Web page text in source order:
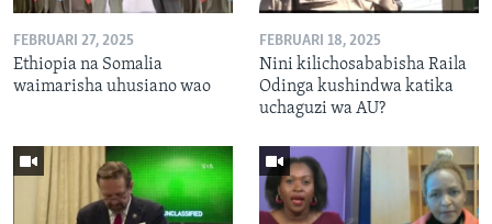
FEBRUARI 27, 2025
Ethiopia na Somalia
waimarisha uhusiano wao
FEBRUARI 18, 2025
Nini kilichosababisha Raila
Odinga kushindwa katika
uchaguzi wa AU?